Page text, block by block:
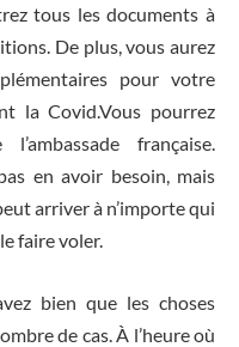
tous les documents à
De plus, vous aurez
pour votre
la Covid.Vous pourrez
française.
en avoir besoin, mais
arriver à n’importe qui
faire voler.
bien que les choses
de cas. À l’heure où